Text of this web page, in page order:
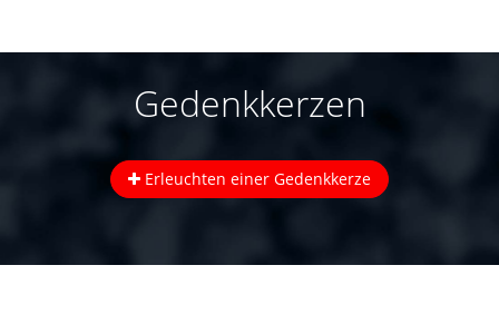
Gedenkkerzen
Erleuchten einer Gedenkkerze